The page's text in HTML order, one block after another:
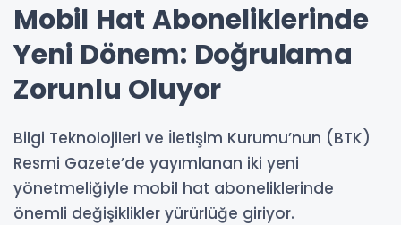
Mobil Hat Aboneliklerinde
Yeni Dönem: Doğrulama
Zorunlu Oluyor
Bilgi Teknolojileri ve İletişim Kurumu’nun (BTK)
Resmi Gazete’de yayımlanan iki yeni
yönetmeliğiyle mobil hat aboneliklerinde
önemli değişiklikler yürürlüğe giriyor.